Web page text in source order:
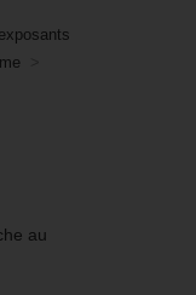
au